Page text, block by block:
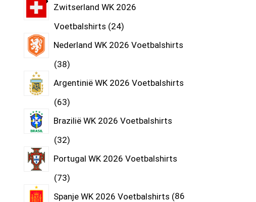
Zwitserland WK 2026
Voetbalshirts 24
Nederland WK 2026 Voetbalshirts
38
Argentinië WK 2026 Voetbalshirts
63
Brazilië WK 2026 Voetbalshirts
32
Portugal WK 2026 Voetbalshirts
73
Spanje WK 2026 Voetbalshirts 86